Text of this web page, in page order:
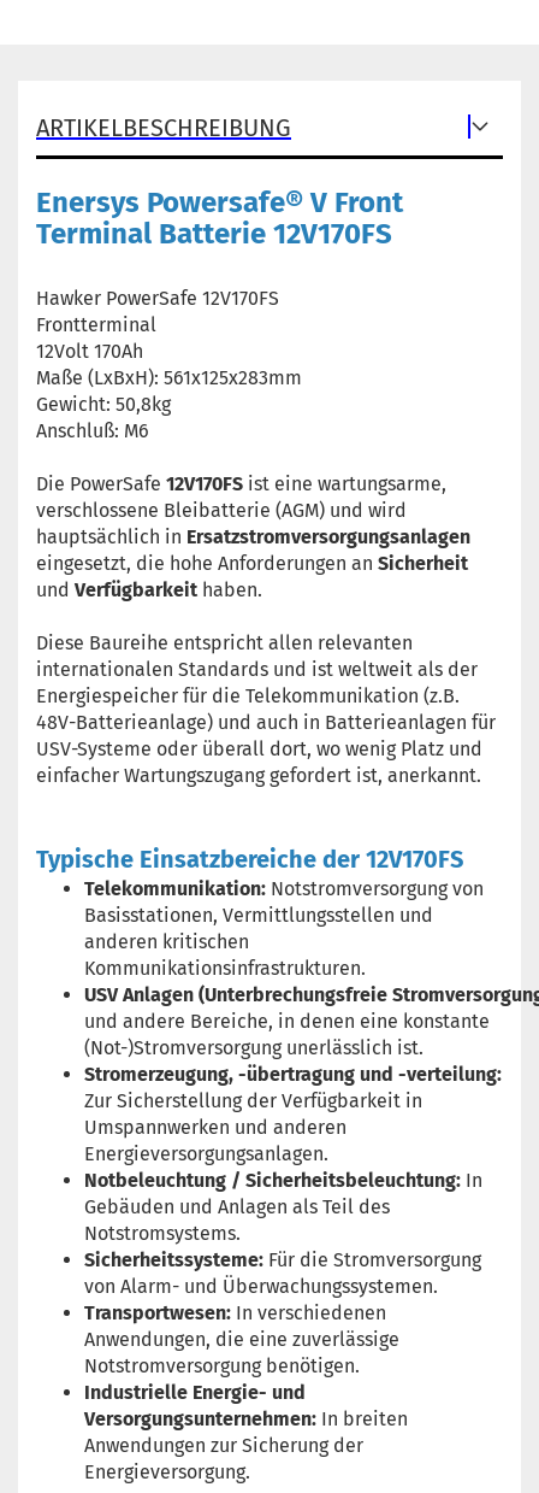
ARTIKELBESCHREIBUNG
Enersys Powersafe® V Front
Terminal Batterie 12V170FS
Hawker PowerSafe 12V170FS
Frontterminal
12Volt 170Ah
Maße (LxBxH): 561x125x283mm
Gewicht: 50,8kg
Anschluß: M6
Die PowerSafe 12V170FS ist eine wartungsarme,
verschlossene Bleibatterie (AGM) und wird
hauptsächlich in Ersatzstromversorgungsanlagen
eingesetzt, die hohe Anforderungen an Sicherheit
und Verfügbarkeit haben.
Diese Baureihe entspricht allen relevanten
internationalen Standards und ist weltweit als der
Energiespeicher für die Telekommunikation (z.B.
48V-Batterieanlage) und auch in Batterieanlagen für
USV-Systeme oder überall dort, wo wenig Platz und
einfacher Wartungszugang gefordert ist, anerkannt.
Typische Einsatzbereiche der 12V170FS
Telekommunikation: Notstromversorgung von
Basisstationen, Vermittlungsstellen und
anderen kritischen
Kommunikationsinfrastrukturen.
USV Anlagen (Unterbrechungsfreie
und andere Bereiche, in denen eine konstante
(Not-)Stromversorgung unerlässlich ist.
Stromerzeugung, -übertragung und -verteilung:
Zur Sicherstellung der Verfügbarkeit in
Umspannwerken und anderen
Energieversorgungsanlagen.
Notbeleuchtung / Sicherheitsbeleuchtung: In
Gebäuden und Anlagen als Teil des
Notstromsystems.
Sicherheitssysteme: Für die Stromversorgung
von Alarm- und Überwachungssystemen.
Transportwesen: In verschiedenen
Anwendungen, die eine zuverlässige
Notstromversorgung benötigen.
Industrielle Energie- und
Versorgungsunternehmen: In breiten
Anwendungen zur Sicherung der
Energieversorgung.